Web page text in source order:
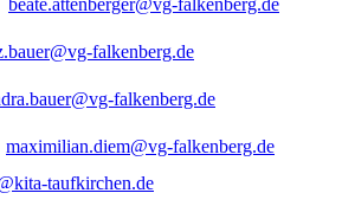
beate.attenberger@vg-falkenberg.de
falkenberg.de
falkenberg.de
maximilian.diem@vg-falkenberg.de
taufkirchen.de